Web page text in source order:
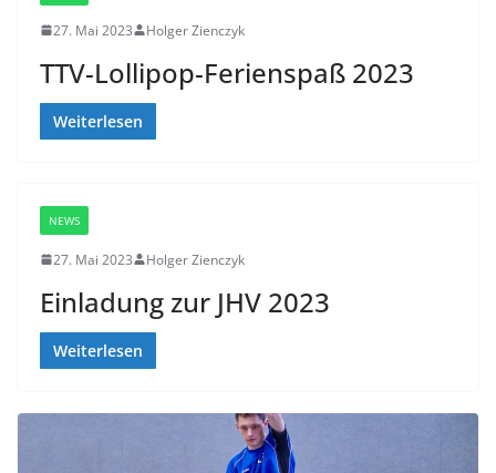
27. Mai 2023 Holger Zienczyk
TTV-Lollipop-Ferienspaß 2023
Weiterlesen
NEWS
27. Mai 2023 Holger Zienczyk
Einladung zur JHV 2023
Weiterlesen